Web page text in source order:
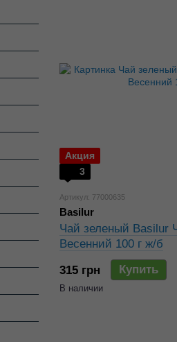
Акция
3
Артикул: 77000635
Basilur
Чай зеленый Basilur
Весенний 100 г ж/б
315 грн
Купить
В наличии